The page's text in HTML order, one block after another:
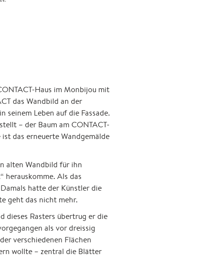
Haus im Monbijou mit
das Wandbild an der
seinem Leben auf die Fassade.
– der Baum am CONTACT-
das erneuerte Wandgemälde
alten Wandbild für ihn
herauskomme. Als das
hatte der Künstler die
geht das nicht mehr.
Rasters übertrug er die
als vor dreissig
verschiedenen Flächen
wollte – zentral die Blätter